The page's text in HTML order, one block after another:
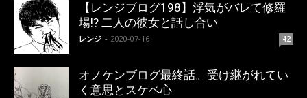
【レンジブログ198】浮気がバレて修羅
場!? 二人の彼女と話し合い
レンジ - 2020-07-16 42
オノケンブログ最終話。受け継がれてい
く意思とスケベ心